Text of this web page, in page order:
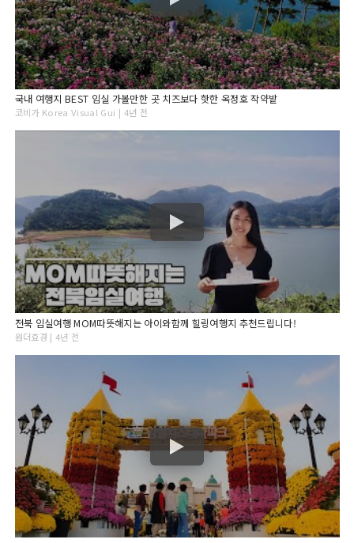
국내 여행지 BEST 임실 가볼만한 곳 치즈보다 핫한 옥정호 작약밭
코비가 Korea Visual Gui | 4년 전
전북 임실여행 MOM따뜻해지는 아이와함께 힐링여행지 추천드립니다!
원더효경 | 4년 전